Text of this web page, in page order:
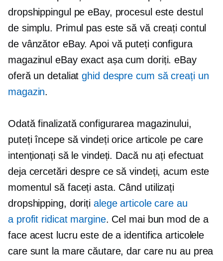
dropshippingul pe eBay, procesul este destul
de simplu. Primul pas este să vă creați contul
de vânzător eBay. Apoi vă puteți configura
magazinul eBay exact așa cum doriți. eBay
oferă un detaliatghid despre cum să creați un
magazin.
Odată finalizată configurarea magazinului,
puteți începe să vindeți orice articole pe care
intenționați să le vindeți. Dacă nu ați efectuat
deja cercetări despre ce să vindeți, acum este
momentul să faceți asta. Când utilizați
dropshipping, doriți alege articole care au
a profit ridicatmargine. Cel mai bun mod de a
face acest lucru este de a identifica articolele
care sunt la mare căutare, dar care nu au prea